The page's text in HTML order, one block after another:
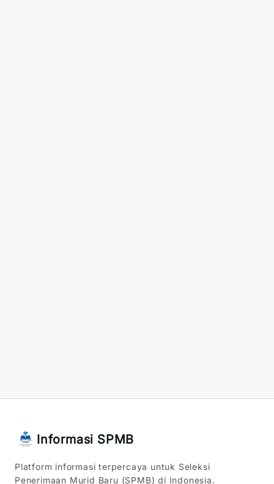
Informasi SPMB
Platform informasi terpercaya untuk Seleksi
Penerimaan Murid Baru (SPMB) di Indonesia.